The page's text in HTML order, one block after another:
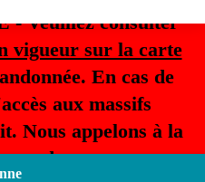
- Veuillez consulter
vigueur sur la carte
En cas de
aux massifs
Nous appelons à la
prudence.